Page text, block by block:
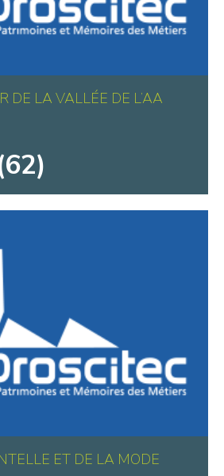
DE LA VALLÉE DE L’AA
ET DE LA MODE